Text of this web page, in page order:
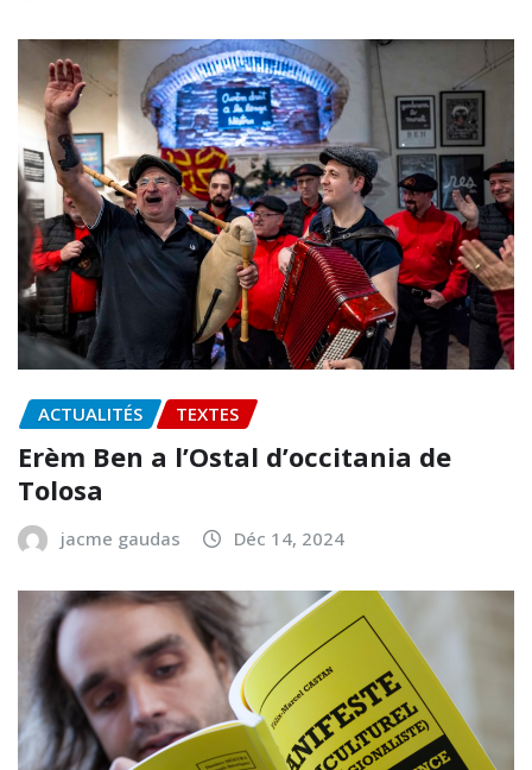
ACTUALITÉS TEXTES
Erèm Ben a l’Ostal d’occitania de
Tolosa
jacme gaudas Déc 14, 2024